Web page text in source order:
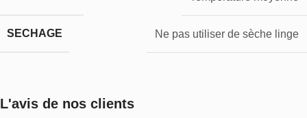
SECHAGE Ne pas utiliser de sèche linge
L'avis de nos clients